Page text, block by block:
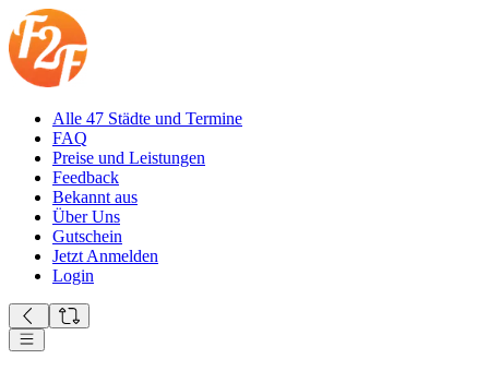
Alle 47 Städte und Termine
FAQ
Preise und Leistungen
Feedback
Bekannt aus
Über Uns
Gutschein
Jetzt Anmelden
Login